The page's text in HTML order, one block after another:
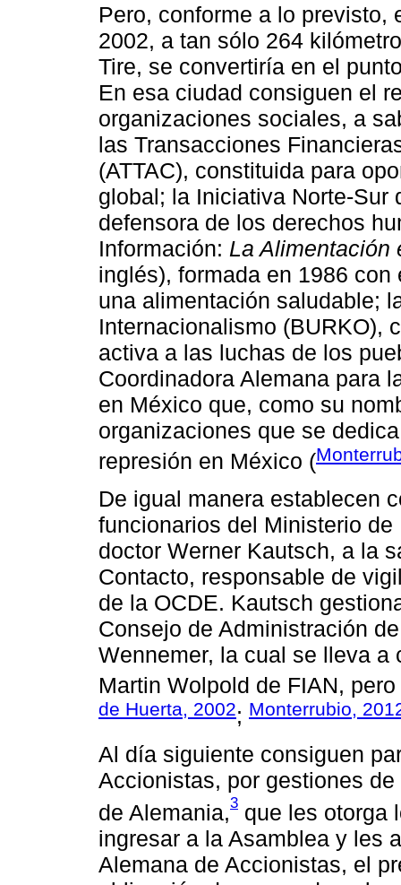
Pero, conforme a lo previsto,
2002, a tan sólo 264
Tire, se convertiría en el
En esa ciudad consiguen el
organizaciones sociales, a
las Transacciones
(ATTAC), constituida para
global; la Iniciativa Norte-Sur
defensora de los derechos
Información: La Alimentación
inglés), formada en 1986
una alimentación saludable;
Internacionalismo (BURKO),
activa a las luchas de los
Coordinadora Alemana para
en México que, como su
organizaciones que se
represión en México (
De igual manera establecen
funcionarios del Ministerio
doctor Werner Kautsch, a la
Contacto, responsable de
de la OCDE. Kautsch
Consejo de Administración
Wennemer, la cual se lleva a
Martin Wolpold de FIAN,
de Huerta, 2002; Monterrubio,
Al día siguiente consiguen
Accionistas, por gestiones
de Alemania,3 que les otorga
ingresar a la Asamblea y les
Alemana de Accionistas, el